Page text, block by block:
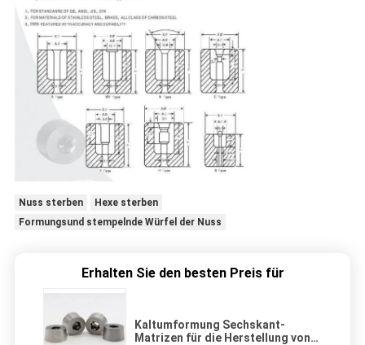
Nuss sterben
Hexe sterben
Formungsund stempelnde Würfel der Nuss
Erhalten Sie den besten Preis für
Kaltumformung Sechskant-
Matrizen für die Herstellung von